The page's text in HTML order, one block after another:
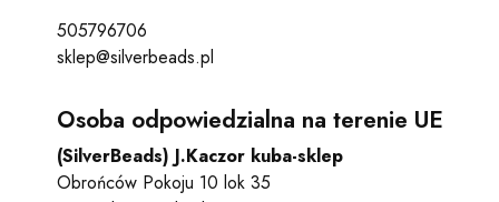
505796706
sklep@silverbeads.pl
Osoba odpowiedzialna na terenie UE
(SilverBeads) J.Kaczor kuba-sklep
Obrońców Pokoju 10 lok 35